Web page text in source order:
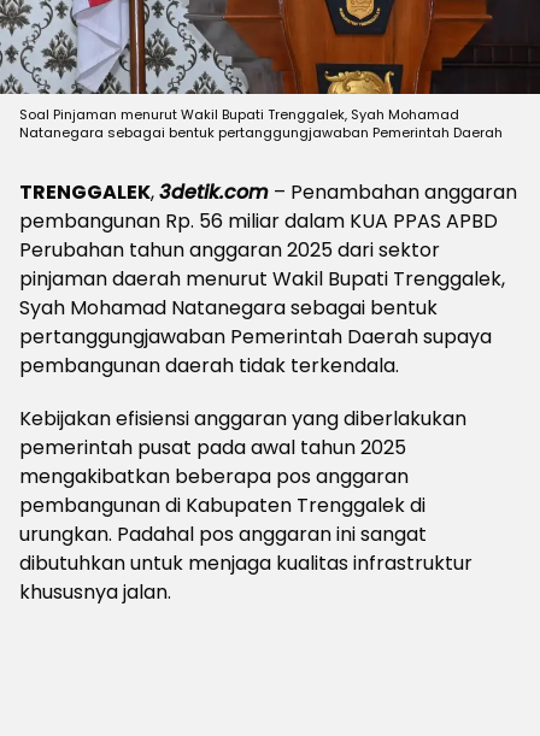
Soal Pinjaman menurut Wakil Bupati Trenggalek, Syah Mohamad
Natanegara sebagai bentuk pertanggungjawaban Pemerintah Daerah
TRENGGALEK,3detik.com – Penambahan anggaran
pembangunan Rp. 56 miliar dalam KUA PPAS APBD
Perubahan tahun anggaran 2025 dari sektor
pinjaman daerah menurut Wakil Bupati Trenggalek,
Syah Mohamad Natanegara sebagai bentuk
pertanggungjawaban Pemerintah Daerah supaya
pembangunan daerah tidak terkendala.
Kebijakan efisiensi anggaran yang diberlakukan
pemerintah pusat pada awal tahun 2025
mengakibatkan beberapa pos anggaran
pembangunan di Kabupaten Trenggalek di
urungkan. Padahal pos anggaran ini sangat
dibutuhkan untuk menjaga kualitas infrastruktur
khususnya jalan.